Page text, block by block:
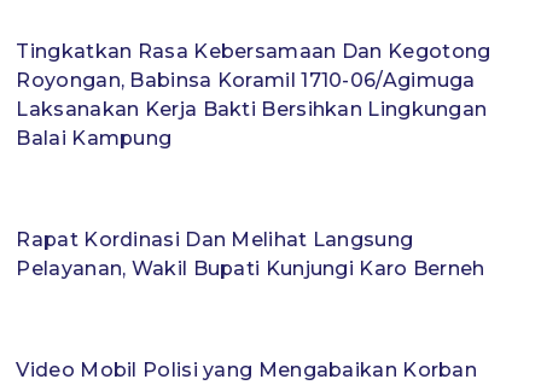
Tingkatkan Rasa Kebersamaan Dan Kegotong
Royongan, Babinsa Koramil 1710-06/Agimuga
Laksanakan Kerja Bakti Bersihkan Lingkungan
Balai Kampung
Rapat Kordinasi Dan Melihat Langsung
Pelayanan, Wakil Bupati Kunjungi Karo Berneh
Video Mobil Polisi yang Mengabaikan Korban